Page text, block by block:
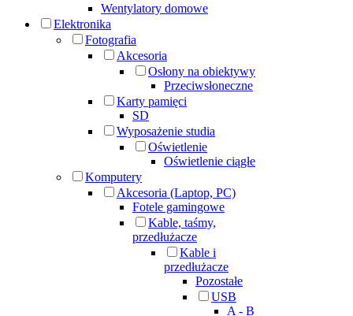
Wentylatory domowe
Elektronika
Fotografia
Akcesoria
Osłony na obiektywy
Przeciwsłoneczne
Karty pamięci
SD
Wyposażenie studia
Oświetlenie
Oświetlenie ciągłe
Komputery
Akcesoria (Laptop, PC)
Fotele gamingowe
Kable, taśmy,
przedłużacze
Kable i
przedłużacze
Pozostałe
USB
A - B